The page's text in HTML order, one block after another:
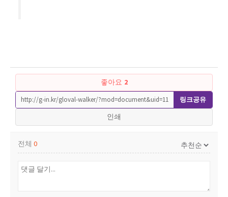
좋아요 2
링크공유
인쇄
전체 0